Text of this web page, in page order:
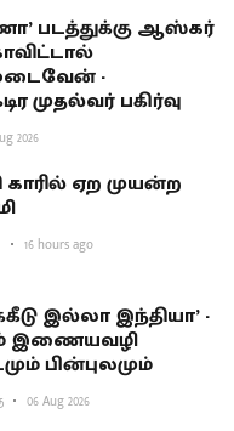
படத்துக்கு ஆஸ்கர்
-
முதல்வர் பகிர்வு
2026
காரில் ஏற முயன்ற
16 hours ago
இல்லா இந்தியா’ -
இணையவழி
பின்புலமும்
06 Aug 2026